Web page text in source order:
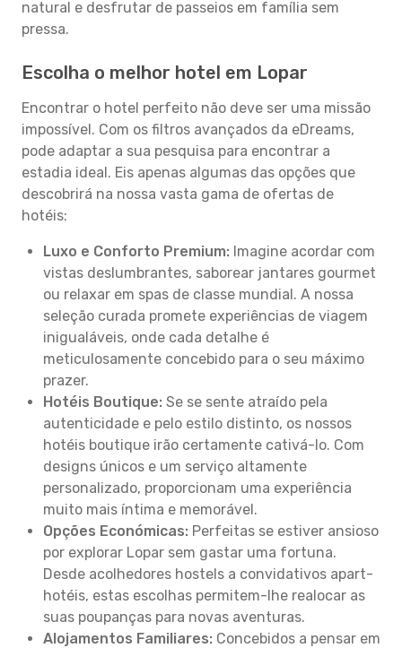
natural e desfrutar de passeios em família sem
pressa.
Escolha o melhor hotel em Lopar
Encontrar o hotel perfeito não deve ser uma missão
impossível. Com os filtros avançados da eDreams,
pode adaptar a sua pesquisa para encontrar a
estadia ideal. Eis apenas algumas das opções que
descobrirá na nossa vasta gama de ofertas de
hotéis:
Luxo e Conforto Premium: Imagine acordar com
vistas deslumbrantes, saborear jantares gourmet
ou relaxar em spas de classe mundial. A nossa
seleção curada promete experiências de viagem
inigualáveis, onde cada detalhe é
meticulosamente concebido para o seu máximo
prazer.
Hotéis Boutique: Se se sente atraído pela
autenticidade e pelo estilo distinto, os nossos
hotéis boutique irão certamente cativá-lo. Com
designs únicos e um serviço altamente
personalizado, proporcionam uma experiência
muito mais íntima e memorável.
Opções Económicas: Perfeitas se estiver ansioso
por explorar Lopar sem gastar uma fortuna.
Desde acolhedores hostels a convidativos apart-
hotéis, estas escolhas permitem-lhe realocar as
suas poupanças para novas aventuras.
Alojamentos Familiares: Concebidos a pensar em